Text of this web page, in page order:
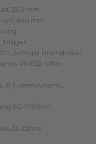
25,4 mm
640 mm
Trigger
2-Finger Bremshebel
40-622, reflex
8, Nabendynamo,
SG-S7001-11,
24 Zähne